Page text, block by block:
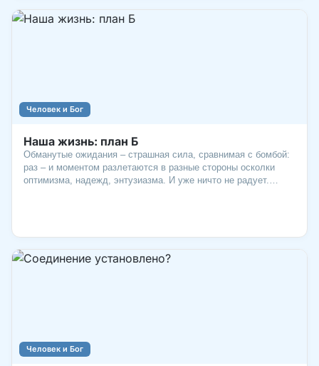
Человек и Бог
Наша жизнь: план Б
Обманутые ожидания – страшная сила, сравнимая с бомбой:
раз – и моментом разлетаются в разные стороны осколки
оптимизма, надежд, энтузиазма. И уже ничто не радует.
Человек и Бог